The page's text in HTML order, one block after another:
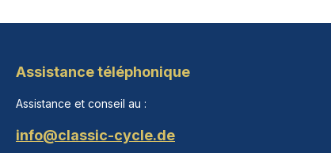
Assistance téléphonique
Assistance et conseil au :
info@classic-cycle.de